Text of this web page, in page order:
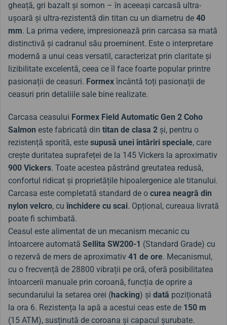
gheață, gri bazalt și somon – în aceeași carcasă ultra-
ușoară și ultra-rezistentă din titan cu un diametru de 40
mm. La prima vedere, impresionează prin carcasa sa mată
distinctivă și cadranul său proeminent. Este o interpretare
modernă a unui ceas versatil, caracterizat prin claritate și
lizibilitate excelentă, ceea ce îl face foarte popular printre
pasionații de ceasuri. Formex încântă toți pasionații de
ceasuri prin detaliile sale bine realizate.
Carcasa ceasului Formex Field Automatic Gen 2 Coho
Salmon este fabricată din titan de clasa 2 și, pentru o
rezistență sporită, este supusă unei întăriri speciale, care
crește duritatea suprafeței de la 145 Vickers la aproximativ
900 Vickers. Toate acestea păstrând greutatea redusă,
confortul ridicat și proprietățile hipoalergenice ale titanului.
Carcasa este completată standard de o curea neagră din
nylon velcro, cuînchidere cu scai. Opțional, cureaua livrată
poate fi schimbată.
Ceasul este alimentat de un mecanism mecanic cu
întoarcere automată Sellita SW200-1 (Standard Grade) cu
o rezervă de mers de aproximativ 41 de ore. Mecanismul,
cu o frecvență de 28800 vibrații pe oră, oferă posibilitatea
întoarcerii manuale prin coroană, funcția de oprire a
secundarului la setarea orei (hacking) și dată poziționată
la ora 6. Rezistența la apă a acestui ceas este de 150 m
(15 ATM), susținută de coroana și capacul șurubate.